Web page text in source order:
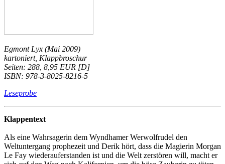
Egmont Lyx (Mai 2009)
kartoniert, Klappbroschur
Seiten: 288, 8,95 EUR [D]
ISBN: 978-3-8025-8216-5
Leseprobe
Klappentext
Als eine Wahrsagerin dem Wyndhamer Werwolfrudel den
Weltuntergang prophezeit und Derik hört, dass die Magierin Morgan
Le Fay wiederauferstanden ist und die Welt zerstören will, macht er